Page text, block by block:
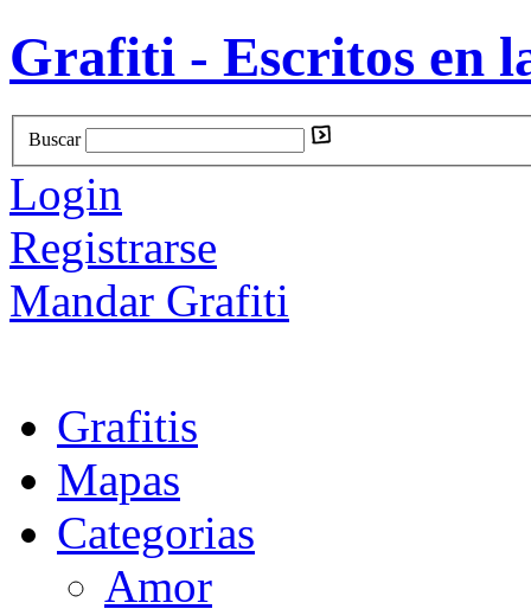
Grafiti - Escritos en
Buscar
Login
Registrarse
Mandar Grafiti
Grafitis
Mapas
Categorias
Amor